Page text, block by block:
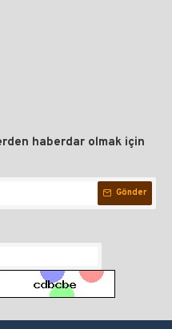
haberdar olmak için
Gönder